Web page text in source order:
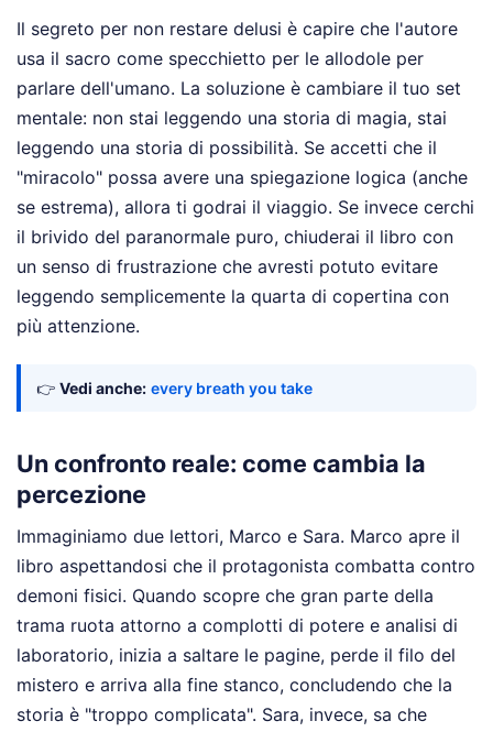
Il segreto per non restare delusi è capire che l'autore
usa il sacro come specchietto per le allodole per
parlare dell'umano. La soluzione è cambiare il tuo set
mentale: non stai leggendo una storia di magia, stai
leggendo una storia di possibilità. Se accetti che il
"miracolo" possa avere una spiegazione logica (anche
se estrema), allora ti godrai il viaggio. Se invece cerchi
il brivido del paranormale puro, chiuderai il libro con
un senso di frustrazione che avresti potuto evitare
leggendo semplicemente la quarta di copertina con
più attenzione.
👉 Vedi anche: every breath you take
Un confronto reale: come cambia la
percezione
Immaginiamo due lettori, Marco e Sara. Marco apre il
libro aspettandosi che il protagonista combatta contro
demoni fisici. Quando scopre che gran parte della
trama ruota attorno a complotti di potere e analisi di
laboratorio, inizia a saltare le pagine, perde il filo del
mistero e arriva alla fine stanco, concludendo che la
storia è "troppo complicata". Sara, invece, sa che